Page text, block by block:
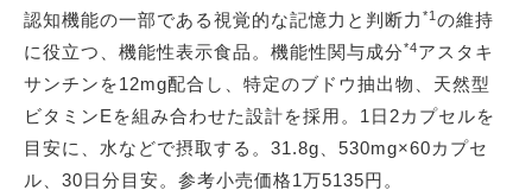
認知機能の一部である視覚的な記憶力と判断力 *1 の維持
に役立つ、機能性表示食品。機能性関与成分*4アスタキ
サンチンを12mg配合し、特定のブドウ抽出物、天然型
ビタミンEを組み合わせた設計を採用。1日2カプセルを
目安に、水などで摂取する。31.8g、530mg×60カプセ
ル、30日分目安。参考小売価格1万5135円。